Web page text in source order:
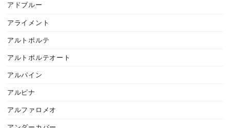
アドブルー
アライメント
アルトポルテ
アルトポルテオート
アルパイン
アルピナ
アルファロメオ